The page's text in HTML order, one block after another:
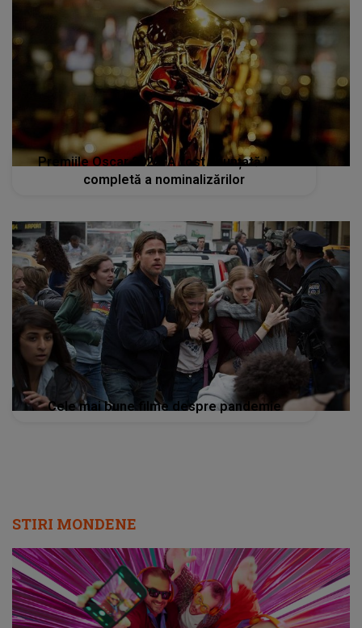
Premiile Oscar 2022: A fost anunțată lista
completă a nominalizărilor
Cele mai bune filme despre pandemie
STIRI MONDENE